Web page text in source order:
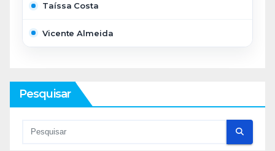
Taíssa Costa
Vicente Almeida
Pesquisar